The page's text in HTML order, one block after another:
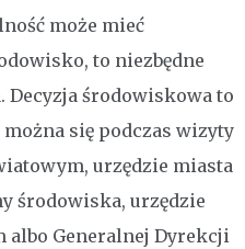
może mieć
to niezbędne
środowiskowa to
się podczas wizyty
urzędzie miasta
środowiska, urzędzie
Generalnej Dyrekcji